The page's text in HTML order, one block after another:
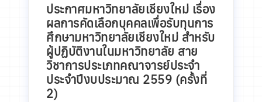
ประกาศมหาวิทยาลัยเชียงใหม่ เรื่อง
ผลการคัดเลือกบุคคลเพื่อรับทุนการ
ศึกษามหาวิทยาลัยเชียงใหม่ สำหรับ
ผู้ปฏิบัติงานในมหาวิทยาลัย สาย
วิชาการประเภทคณาจารย์ประจำ
ประจำปีงบประมาณ 2559 (ครั้งที่
2)